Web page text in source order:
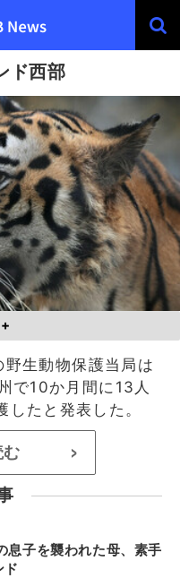
ド西部
野生動物保護当局は
で10か月間に13人
たと発表した。
む >
息子を襲われた母、素手
ド